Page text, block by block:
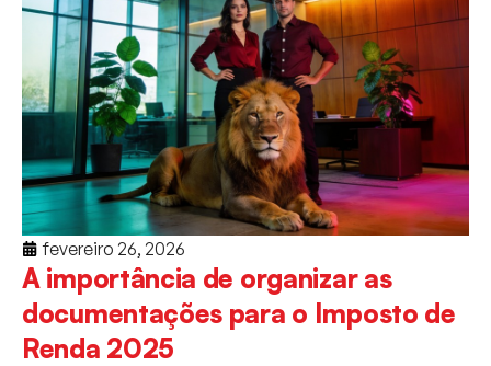
fevereiro 26, 2026
A importância de organizar as
documentações para o Imposto de
Renda 2025